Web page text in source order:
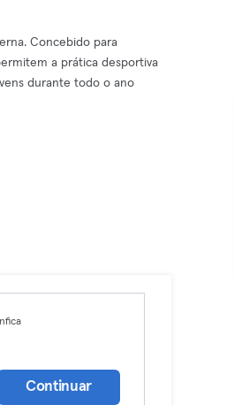
Concebido para
a prática desportiva
durante todo o ano
Continuar